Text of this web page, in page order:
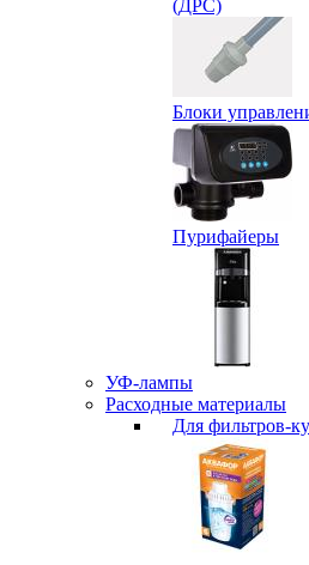
(ДРС)
Блоки
Пурифайеры
УФ-лампы
Расходные материалы
Для фильтров-